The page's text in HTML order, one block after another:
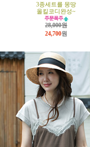
3종세트를 몽땅
올킬코디완성~
28,000원
24,700원